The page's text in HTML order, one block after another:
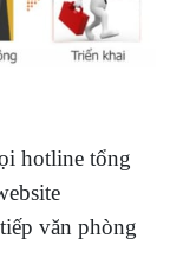
hotline tổng
văn phòng